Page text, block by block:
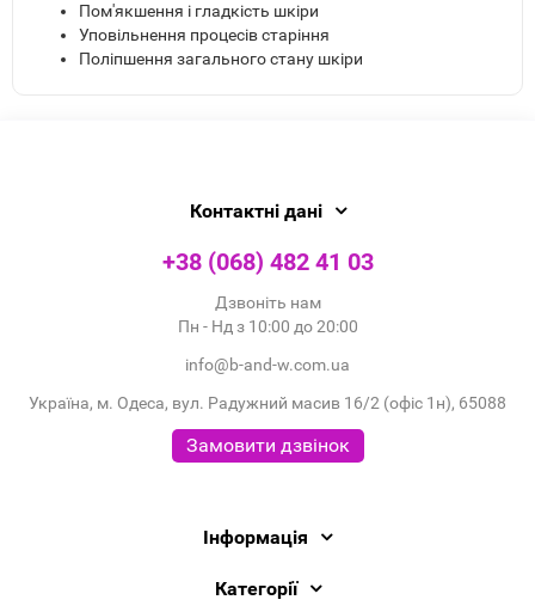
Пом'якшення і гладкість шкіри
Уповільнення процесів старіння
Поліпшення загального стану шкіри
Контактні дані
+38 (068) 482 41 03
Дзвоніть нам
Пн - Нд з 10:00 до 20:00
info@b-and-w.com.ua
Україна, м. Одеса, вул. Радужний масив 16/2 (офіс 1н), 65088
Замовити дзвінок
Інформація
Категорії